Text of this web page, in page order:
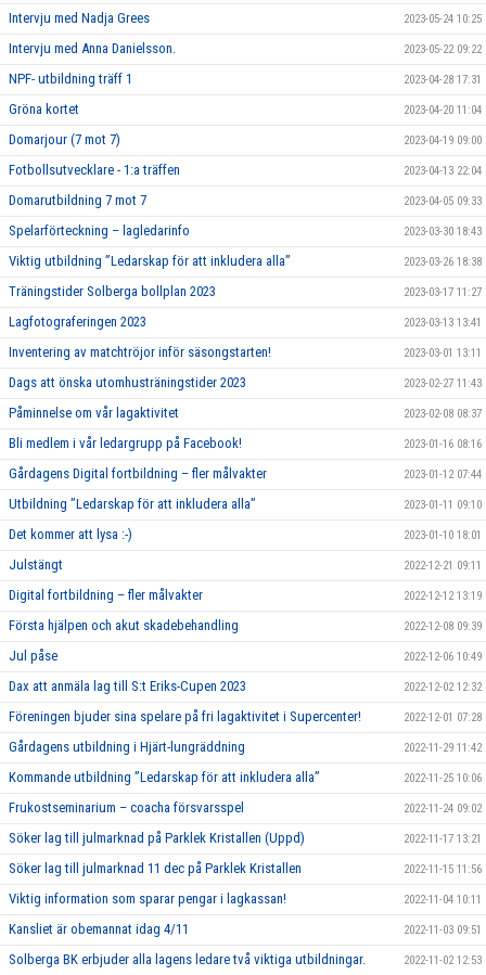
Intervju med Nadja Grees 2023-05-24 10:25
Intervju med Anna Danielsson. 2023-05-22 09:22
NPF- utbildning träff 1 2023-04-28 17:31
Gröna kortet 2023-04-20 11:04
Domarjour (7 mot 7) 2023-04-19 09:00
Fotbollsutvecklare - 1:a träffen 2023-04-13 22:04
Domarutbildning 7 mot 7 2023-04-05 09:33
Spelarförteckning – lagledarinfo 2023-03-30 18:43
Viktig utbildning ”Ledarskap för att inkludera alla” 2023-03-26 18:38
Träningstider Solberga bollplan 2023 2023-03-17 11:27
Lagfotograferingen 2023 2023-03-13 13:41
Inventering av matchtröjor inför säsongstarten! 2023-03-01 13:11
Dags att önska utomhusträningstider 2023 2023-02-27 11:43
Påminnelse om vår lagaktivitet 2023-02-08 08:37
Bli medlem i vår ledargrupp på Facebook! 2023-01-16 08:16
Gårdagens Digital fortbildning – fler målvakter 2023-01-12 07:44
Utbildning ”Ledarskap för att inkludera alla” 2023-01-11 09:10
Det kommer att lysa :-) 2023-01-10 18:01
Julstängt 2022-12-21 09:11
Digital fortbildning – fler målvakter 2022-12-12 13:19
Första hjälpen och akut skadebehandling 2022-12-08 09:39
Jul påse 2022-12-06 10:49
Dax att anmäla lag till S:t Eriks-Cupen 2023 2022-12-02 12:32
Föreningen bjuder sina spelare på fri lagaktivitet i Supercenter! 2022-12-01 07:28
Gårdagens utbildning i Hjärt-lungräddning 2022-11-29 11:42
Kommande utbildning ”Ledarskap för att inkludera alla” 2022-11-25 10:06
Frukostseminarium – coacha försvarsspel 2022-11-24 09:02
Söker lag till julmarknad på Parklek Kristallen (Uppd) 2022-11-17 13:21
Söker lag till julmarknad 11 dec på Parklek Kristallen 2022-11-15 11:56
Viktig information som sparar pengar i lagkassan! 2022-11-04 10:11
Kansliet är obemannat idag 4/11 2022-11-03 09:51
Solberga BK erbjuder alla lagens ledare två viktiga utbildningar. 2022-11-02 12:53